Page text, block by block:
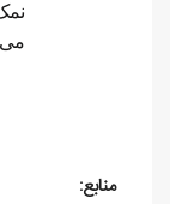
منابع: